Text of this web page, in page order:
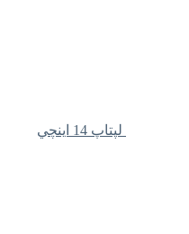
لپتاپ 14 اينچي